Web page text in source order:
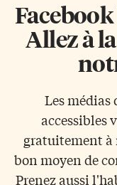
Allez à
Les
accessibles
gratuitement
bon moyen de
Prenez aussi